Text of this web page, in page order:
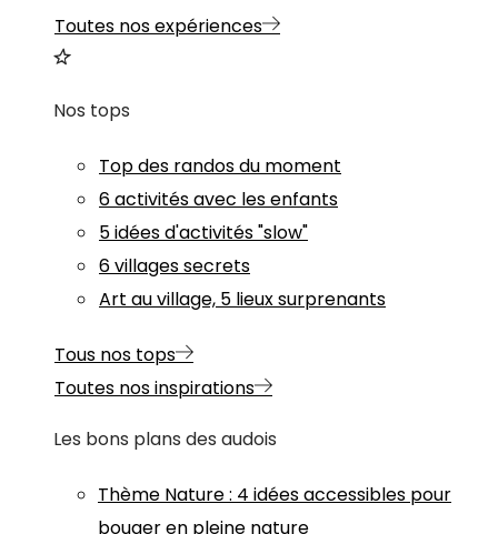
Toutes nos expériences
Nos tops
Top des randos du moment
6 activités avec les enfants
5 idées d'activités "slow"
6 villages secrets
Art au village, 5 lieux surprenants
Tous nos tops
Toutes nos inspirations
Les bons plans des audois
Thème Nature: 4 idées accessibles pour
bouger en pleine nature